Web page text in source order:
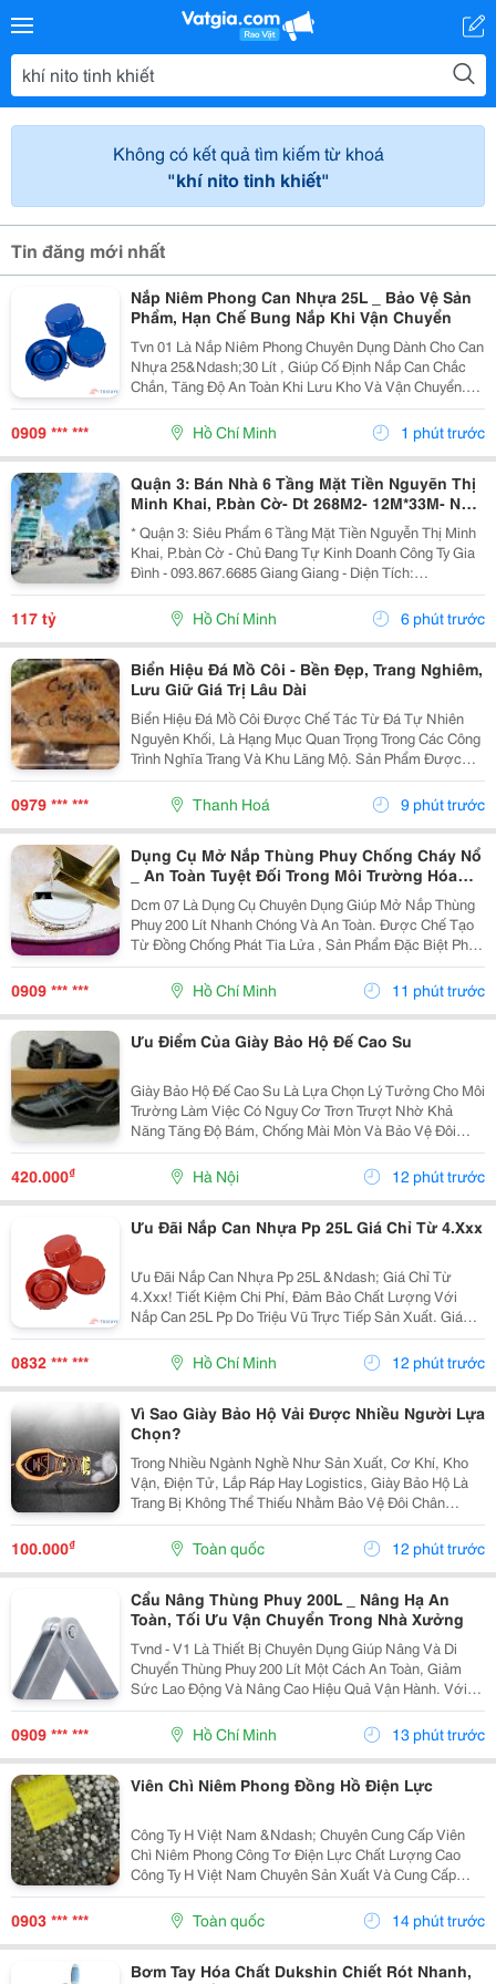
Không có kết quả tìm kiếm từ khoá
"khí nito tinh khiết"
Tin đăng mới nhất
Nắp Niêm Phong Can Nhựa 25L _ Bảo Vệ Sản
Phẩm, Hạn Chế Bung Nắp Khi Vận Chuyển
Tvn 01 Là Nắp Niêm Phong Chuyên Dụng Dành Cho Can
Nhựa 25&Ndash;30 Lít , Giúp Cố Định Nắp Can Chắc
Chắn, Tăng Độ An Toàn Khi Lưu Kho Và Vận Chuyển.
Được Sản Xuất Từ Nhựa Chất Lượng Cao , Sản Phẩm
Có Nhiều Màu Sắc Để Thuận Tiện Phân Loại Và Nhận
0909 *** *** Hồ Chí Minh 1 phút trước
Quận 3: Bán Nhà 6 Tầng Mặt Tiền Nguyẽn Thị
Minh Khai, P.bàn Cờ- Dt 268M2- 12M*33M- Nhà
Thiết Kế Sân Siêu Rộng Để Xe- Khai Thác Giá
Trị Đa
* Quận 3: Siêu Phẩm 6 Tầng Mặt Tiền Nguyễn Thị Minh
Khai, P.bàn Cờ - Chủ Đang Tự Kinh Doanh Công Ty Gia
Đình - 093.867.6685 Giang Giang - Diện Tích:
140M2/268M2 - Ngang 4M Nở Hậu 12M * 33M. - Kết
Cấu: 6 Tầng - Sân Thượng - Thang Máy - Sẵn 1 Phòng...
117 tỷ Hồ Chí Minh 6 phút trước
Biển Hiệu Đá Mồ Côi - Bền Đẹp, Trang Nghiêm,
Lưu Giữ Giá Trị Lâu Dài
Biển Hiệu Đá Mồ Côi Được Chế Tác Từ Đá Tự Nhiên
Nguyên Khối, Là Hạng Mục Quan Trọng Trong Các Công
Trình Nghĩa Trang Và Khu Lăng Mộ. Sản Phẩm Được
Gia Công Tỉ Mỉ Với Bề Mặt Nhẵn Đẹp, Chữ Khắc Sắc
Nét, Giúp Lưu Giữ Thông Tin Người Đã Khuất Bền
Vững...
0979 *** *** Thanh Hoá 9 phút trước
Dụng Cụ Mở Nắp Thùng Phuy Chống Cháy Nổ
_ An Toàn Tuyệt Đối Trong Môi Trường Hóa
Chất
Dcm 07 Là Dụng Cụ Chuyên Dụng Giúp Mở Nắp Thùng
Phuy 200 Lít Nhanh Chóng Và An Toàn. Được Chế Tạo
Từ Đồng Chống Phát Tia Lửa , Sản Phẩm Đặc Biệt Phù
Hợp Cho Các Khu Vực Làm Việc Có Nguy Cơ Cháy Nổ
Như Kho Xăng Dầu, Hóa Chất Và Dung Môi. Thông
0909 *** *** Hồ Chí Minh 11 phút trước
Ưu Điểm Của Giày Bảo Hộ Đế Cao Su
Giày Bảo Hộ Đế Cao Su Là Lựa Chọn Lý Tưởng Cho Môi
Trường Làm Việc Có Nguy Cơ Trơn Trượt Nhờ Khả
Năng Tăng Độ Bám, Chống Mài Mòn Và Bảo Vệ Đôi
Chân Hiệu Quả. Chất Liệu Đế Cao Su Giúp Giảm Nguy
Cơ Tai Nạn, Hỗ Trợ Người Lao Động Di Chuyển An
Toàn, Linh...
420.000₫ Hà Nội 12 phút trước
Ưu Đãi Nắp Can Nhựa Pp 25L Giá Chỉ Từ 4.Xxx
Ưu Đãi Nắp Can Nhựa Pp 25L &Ndash; Giá Chỉ Từ
4.Xxx! Tiết Kiệm Chi Phí, Đảm Bảo Chất Lượng Với
Nắp Can 25L Pp Do Triệu Vũ Trực Tiếp Sản Xuất. Giá
Ưu Đãi Chỉ Từ 4.Xxx/Cái (Giá Cũ 7.Xxx/Cái). ✅ Nhựa
Pp Nguyên Sinh Bền Chắc, Chịu Nhiệt Và Kháng...
0832 *** *** Hồ Chí Minh 12 phút trước
Vì Sao Giày Bảo Hộ Vải Được Nhiều Người Lựa
Chọn?
Trong Nhiều Ngành Nghề Như Sản Xuất, Cơ Khí, Kho
Vận, Điện Tử, Lắp Ráp Hay Logistics, Giày Bảo Hộ Là
Trang Bị Không Thể Thiếu Nhằm Bảo Vệ Đôi Chân
Trước Những Nguy Cơ Tiềm Ẩn Trong Quá Trình Làm
Việc. Bên Cạnh Các Dòng Giày Da Truyền Thống, Giày
100.000₫ Toàn quốc 12 phút trước
Cẩu Nâng Thùng Phuy 200L _ Nâng Hạ An
Toàn, Tối Ưu Vận Chuyển Trong Nhà Xưởng
Tvnd - V1 Là Thiết Bị Chuyên Dụng Giúp Nâng Và Di
Chuyển Thùng Phuy 200 Lít Một Cách An Toàn, Giảm
Sức Lao Động Và Nâng Cao Hiệu Quả Vận Hành. Với
Kết Cấu Thép Xi Mạ Chắc Chắn Cùng Tải Trọng Lên Đến
350 Kg , Sản Phẩm Đáp Ứng Tốt Nhu Cầu Sử Dụng
Trong...
0909 *** *** Hồ Chí Minh 13 phút trước
Viên Chì Niêm Phong Đồng Hồ Điện Lực
Công Ty H Việt Nam &Ndash; Chuyên Cung Cấp Viên
Chì Niêm Phong Công Tơ Điện Lực Chất Lượng Cao
Công Ty H Việt Nam Chuyên Sản Xuất Và Cung Cấp
Viên Chì Niêm Phong Công Tơ Điện Lực Với Chất
Lượng Ổn Định, Đáp Ứng Nhu Cầu Của Các Đơn Vị
Điện Lực,...
0903 *** *** Toàn quốc 14 phút trước
Bơm Tay Hóa Chất Dukshin Chiết Rót Nhanh,